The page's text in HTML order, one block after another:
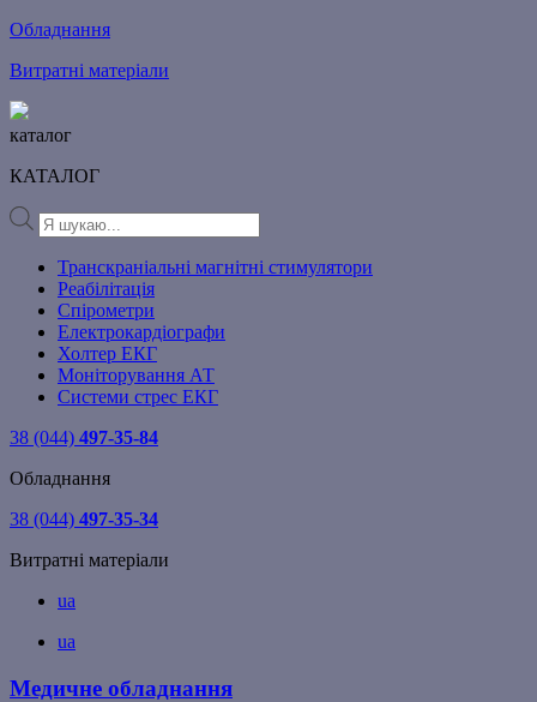
Обладнання
Витратні матеріали
каталог
КАТАЛОГ
Products
search
Транскраніальні магнітні стимулятори
Реабілітація
Спірометри
Електрокардіографи
Холтер ЕКГ
Моніторування АТ
Системи стрес ЕКГ
38 (044) 497-35-84
Обладнання
38 (044) 497-35-34
Витратні матеріали
ua
ua
Медичне обладнання